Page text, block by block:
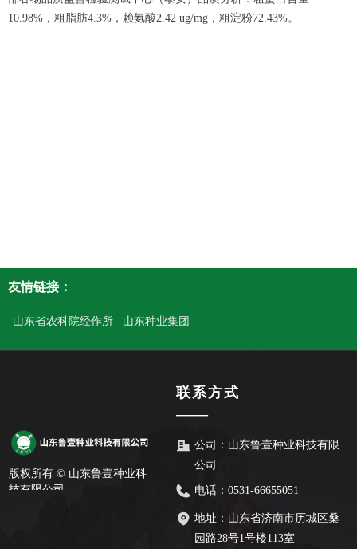
10.98%，粗脂肪4.3%，赖氨酸2.42 ug/mg，粗淀粉72.43%。
版权所有 © 山东鲁壹种业科
技有限公司
联系方式
——
公司： 山东鲁壹种业科技有限
公司
电话： 0531-66655051
地址： 山东省济南市历城区桑
园路28号1号楼113室
友情链接：
山东省农科院经作所 山东种业集团